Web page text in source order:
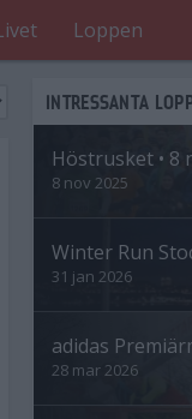
Loppen
INTRESSANTA
Höstrusket • 8
8 nov 2025
Winter Run
31 jan 2026
adidas
28 mar 2026